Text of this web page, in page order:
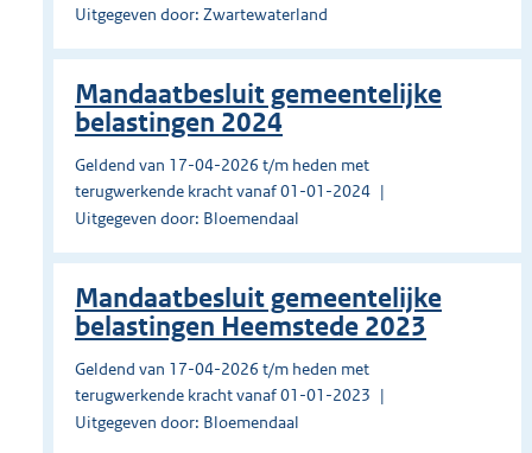
Uitgegeven door: Zwartewaterland
Mandaatbesluit gemeentelijke
belastingen 2024
Geldend van 17-04-2026 t/m heden met
terugwerkende kracht vanaf 01-01-2024
Uitgegeven door: Bloemendaal
Mandaatbesluit gemeentelijke
belastingen Heemstede 2023
Geldend van 17-04-2026 t/m heden met
terugwerkende kracht vanaf 01-01-2023
Uitgegeven door: Bloemendaal